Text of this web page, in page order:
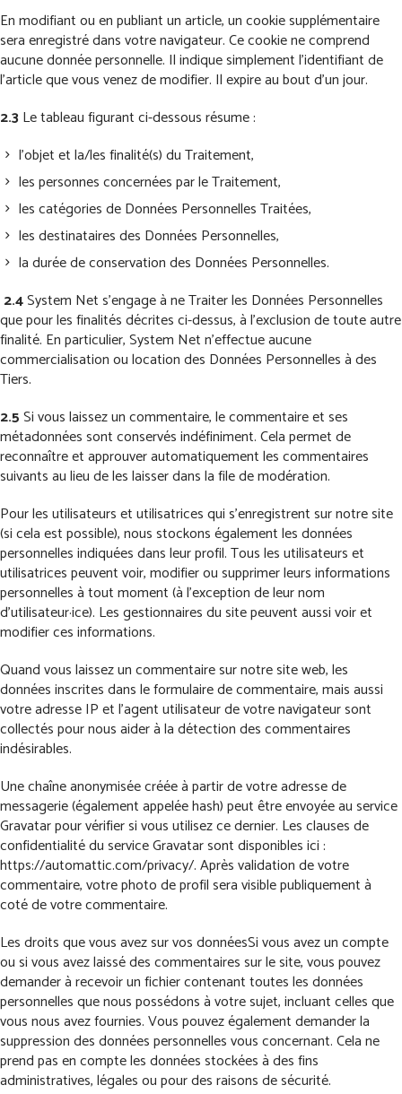
En modifiant ou en publiant un article, un cookie supplémentaire
sera enregistré dans votre navigateur. Ce cookie ne comprend
aucune donnée personnelle. Il indique simplement l’identifiant de
l’article que vous venez de modifier. Il expire au bout d’un jour.
2.3Le tableau figurant ci-dessous résume :
l’objet et la/les finalité(s) du Traitement,
les personnes concernées par le Traitement,
les catégories de Données Personnelles Traitées,
les destinataires des Données Personnelles,
la durée de conservation des Données Personnelles.
2.4System Net s’engage à ne Traiter les Données Personnelles
que pour les finalités décrites ci-dessus, à l’exclusion de toute autre
finalité. En particulier, System Net n’effectue aucune
commercialisation ou location des Données Personnelles à des
Tiers.
2.5Si vous laissez un commentaire, le commentaire et ses
métadonnées sont conservés indéfiniment. Cela permet de
reconnaître et approuver automatiquement les commentaires
suivants au lieu de les laisser dans la file de modération.
Pour les utilisateurs et utilisatrices qui s’enregistrent sur notre site
(si cela est possible), nous stockons également les données
personnelles indiquées dans leur profil. Tous les utilisateurs et
utilisatrices peuvent voir, modifier ou supprimer leurs informations
personnelles à tout moment (à l’exception de leur nom
d’utilisateur·ice). Les gestionnaires du site peuvent aussi voir et
modifier ces informations.
Quand vous laissez un commentaire sur notre site web, les
données inscrites dans le formulaire de commentaire, mais aussi
votre adresse IP et l’agent utilisateur de votre navigateur sont
collectés pour nous aider à la détection des commentaires
indésirables.
Une chaîne anonymisée créée à partir de votre adresse de
messagerie (également appelée hash) peut être envoyée au service
Gravatar pour vérifier si vous utilisez ce dernier. Les clauses de
confidentialité du service Gravatar sont disponibles ici :
https://automattic.com/privacy/. Après validation de votre
commentaire, votre photo de profil sera visible publiquement à
coté de votre commentaire.
Les droits que vous avez sur vos donnéesSi vous avez un compte
ou si vous avez laissé des commentaires sur le site, vous pouvez
demander à recevoir un fichier contenant toutes les données
personnelles que nous possédons à votre sujet, incluant celles que
vous nous avez fournies. Vous pouvez également demander la
suppression des données personnelles vous concernant. Cela ne
prend pas en compte les données stockées à des fins
administratives, légales ou pour des raisons de sécurité.